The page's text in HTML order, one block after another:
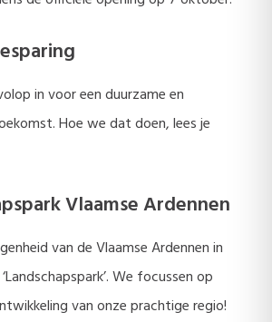
in voor een duurzame en
Hoe we dat doen, lees je
Vlaamse Ardennen
van de Vlaamse Ardennen in
We focussen op
van onze prachtige regio!